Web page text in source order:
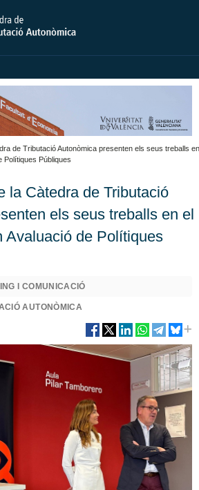
de Tributació Autonòmica presenten els seus treballs en
Polítiques Públiques
la Càtedra de Tributació
els seus treballs en el
Avaluació de Polítiques
I COMUNICACIÓ
AUTONÒMICA